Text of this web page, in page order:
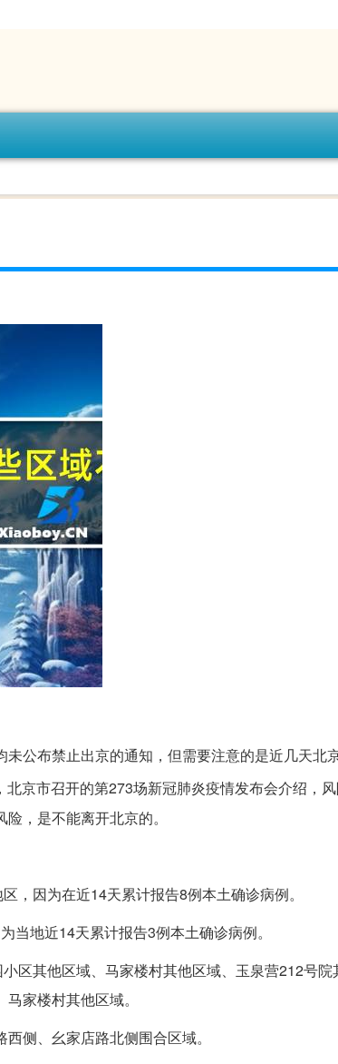
公布禁止出京的通知，但需要注意的是近几天北
京市召开的第273场新冠肺炎疫情发布会介绍，
，是不能离开北京的。
，因为在近14天累计报告8例本土确诊病例。
当地近14天累计报告3例本土确诊病例。
区其他区域、马家楼村其他区域、玉泉营212号院
家楼村其他区域。
侧、幺家店路北侧围合区域。